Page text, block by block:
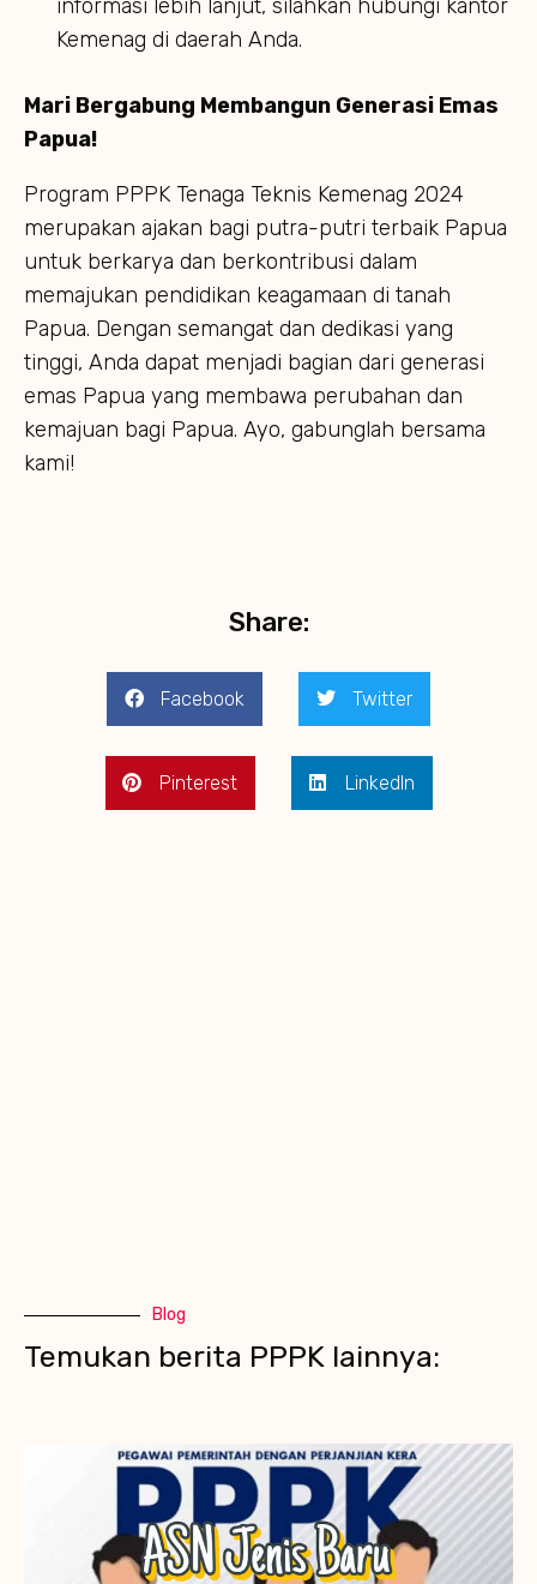
informasi lebih lanjut, silahkan hubungi kantor
Kemenag di daerah Anda.
Mari Bergabung Membangun Generasi Emas
Papua!
Program PPPK Tenaga Teknis Kemenag 2024
merupakan ajakan bagi putra-putri terbaik Papua
untuk berkarya dan berkontribusi dalam
memajukan pendidikan keagamaan di tanah
Papua. Dengan semangat dan dedikasi yang
tinggi, Anda dapat menjadi bagian dari generasi
emas Papua yang membawa perubahan dan
kemajuan bagi Papua. Ayo, gabunglah bersama
kami!
Share:
Facebook Twitter
Pinterest LinkedIn
Blog
Temukan berita PPPK lainnya: